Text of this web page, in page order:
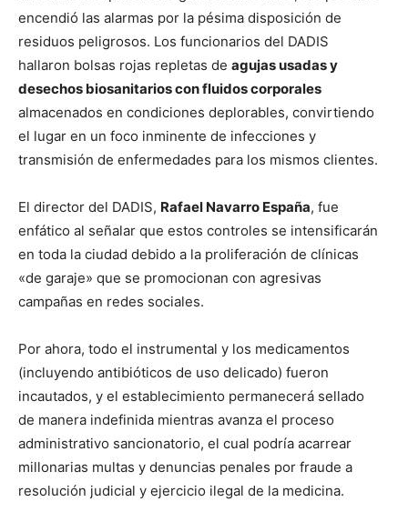
encendió las alarmas por la pésima disposición de
residuos peligrosos. Los funcionarios del DADIS
hallaron bolsas rojas repletas de agujas usadas y
desechos biosanitarios con fluidos corporales
almacenados en condiciones deplorables, convirtiendo
el lugar en un foco inminente de infecciones y
transmisión de enfermedades para los mismos clientes.
El director del DADIS, Rafael Navarro España, fue
enfático al señalar que estos controles se intensificarán
en toda la ciudad debido a la proliferación de clínicas
«de garaje» que se promocionan con agresivas
campañas en redes sociales.
Por ahora, todo el instrumental y los medicamentos
(incluyendo antibióticos de uso delicado) fueron
incautados, y el establecimiento permanecerá sellado
de manera indefinida mientras avanza el proceso
administrativo sancionatorio, el cual podría acarrear
millonarias multas y denuncias penales por fraude a
resolución judicial y ejercicio ilegal de la medicina.